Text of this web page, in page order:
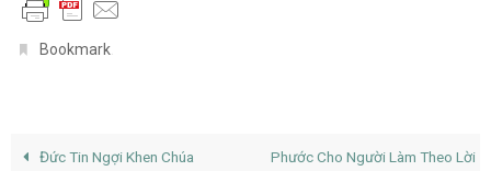
Bookmark.
Đức Tin Ngợi Khen Chúa
Phước Cho Người Làm Theo Lời